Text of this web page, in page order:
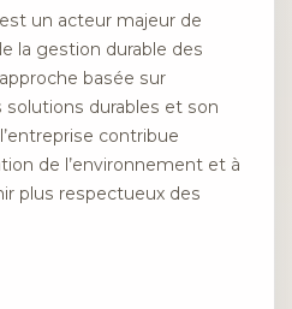
un acteur majeur de
la gestion durable des
basée sur
solutions durables et son
contribue
de l’environnement et à
plus respectueux des